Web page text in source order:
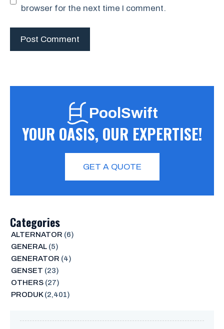
browser for the next time I comment.
PoolSwift
YOUR OASIS, OUR EXPERTISE!
GET A QUOTE
Categories
ALTERNATOR (6)
GENERAL(5)
GENERATOR (4)
GENSET (23)
OTHERS(27)
PRODUK(2,401)